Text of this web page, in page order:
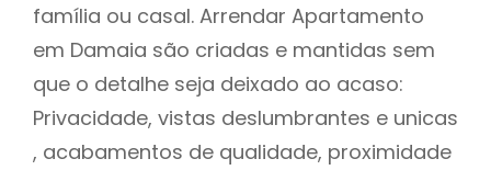
família ou casal. Arrendar Apartamento
em Damaia são criadas e mantidas sem
que o detalhe seja deixado ao acaso:
Privacidade, vistas deslumbrantes e unicas
, acabamentos de qualidade, proximidade